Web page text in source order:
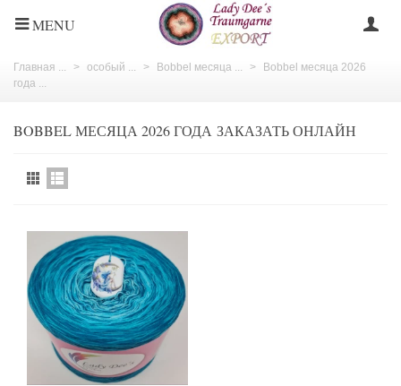
MENU
Главная ... > особый ... > Bobbel месяца ... >
Bobbel месяца 2026
года ...
BOBBEL МЕСЯЦА 2026 ГОДА ЗАКАЗАТЬ ОНЛАЙН